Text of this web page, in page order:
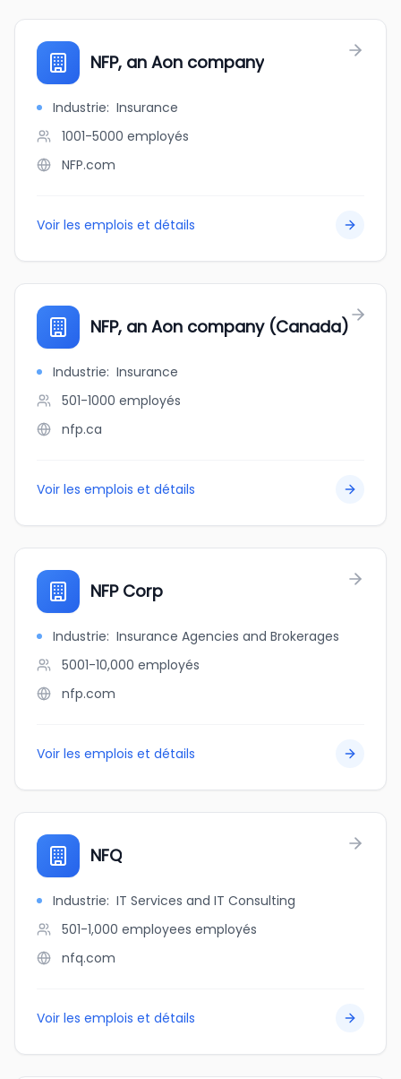
NFP, an Aon company
Industrie: Insurance
1001-5000 employés
NFP.com
Voir les emplois et détails
NFP, an Aon company (Canada)
Industrie: Insurance
501-1000 employés
nfp.ca
Voir les emplois et détails
NFP Corp
Industrie: Insurance Agencies and Brokerages
5001-10,000 employés
nfp.com
Voir les emplois et détails
NFQ
Industrie: IT Services and IT Consulting
501-1,000 employees employés
nfq.com
Voir les emplois et détails